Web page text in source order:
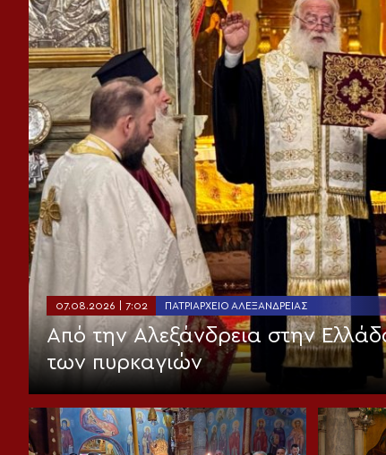
07.08.2026 | 7:02 ΠΑΤΡΙΑΡΧΕΊΟ ΑΛΕΞΑΝΔΡΕΊΑΣ
Από την Αλεξάνδρεια στην
των πυρκαγιών